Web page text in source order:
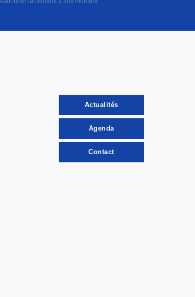
Actualités
Agenda
Contact